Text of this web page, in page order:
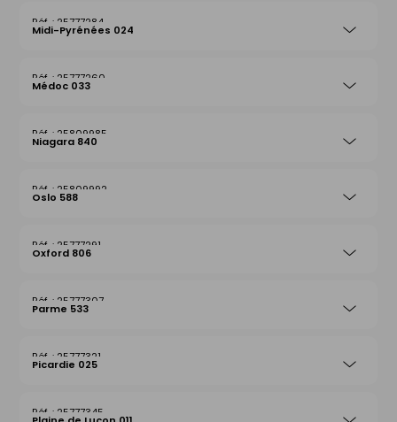
25777284
Midi-Pyrénées 024
25777260
Médoc 033
25809985
Niagara 840
25809992
Oslo 588
25777291
Oxford 806
25777307
Parme 533
25777321
Picardie 025
25777345